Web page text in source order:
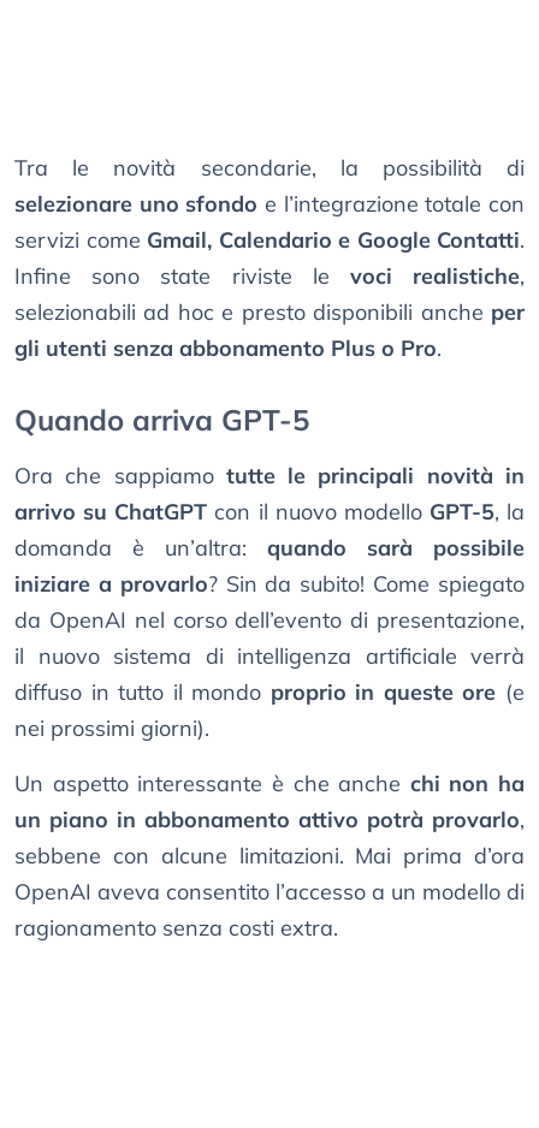
Tra le novità secondarie, la possibilità di
selezionare uno sfondo e l’integrazione totale con
servizi come Gmail, Calendario e Google Contatti.
Infine sono state riviste le voci realistiche,
selezionabili ad hoc e presto disponibili anche per
gli utenti senza abbonamento Plus o Pro.
Quando arriva GPT-5
Ora che sappiamo tutte le principali novità in
arrivo su ChatGPT con il nuovo modello GPT-5, la
domanda è un’altra: quando sarà possibile
iniziare a provarlo? Sin da subito! Come spiegato
da OpenAI nel corso dell’evento di presentazione,
il nuovo sistema di intelligenza artificiale verrà
diffuso in tutto il mondo proprio in queste ore (e
nei prossimi giorni).
Un aspetto interessante è che anche chi non ha
un piano in abbonamento attivo potrà provarlo,
sebbene con alcune limitazioni. Mai prima d’ora
OpenAI aveva consentito l’accesso a un modello di
ragionamento senza costi extra.